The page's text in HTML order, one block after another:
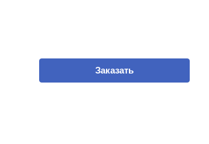
Заказать